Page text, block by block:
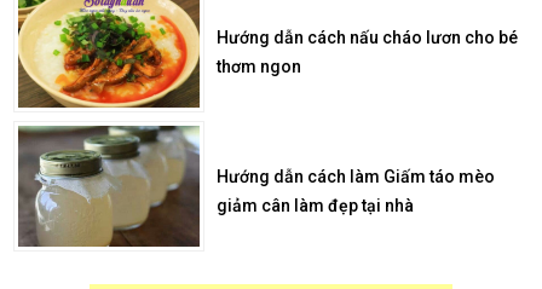
Hướng dẫn cách nấu cháo lươn cho bé
thơm ngon
Hướng dẫn cách làm Giấm táo mèo
giảm cân làm đẹp tại nhà